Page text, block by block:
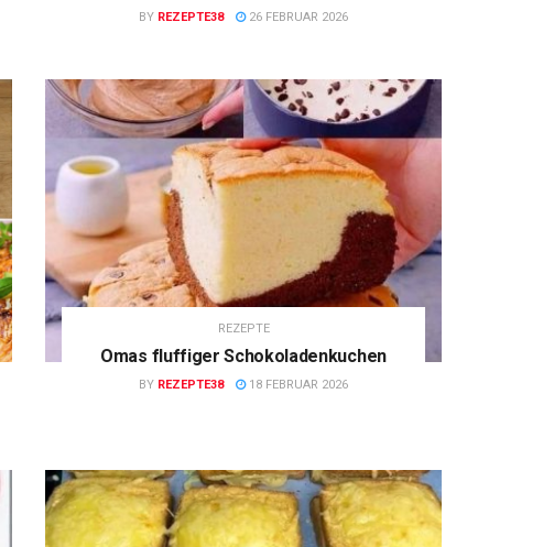
BY REZEPTE38 26 FEBRUAR 2026
REZEPTE
Omas fluffiger Schokoladenkuchen
BY REZEPTE38 18 FEBRUAR 2026